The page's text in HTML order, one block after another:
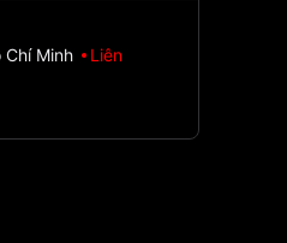
Chí Minh
Liên